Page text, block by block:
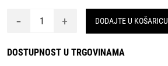
- + DODAJTE U KOŠARICU
DOSTUPNOST U TRGOVINAMA